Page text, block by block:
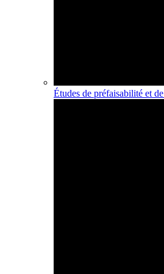
Études de préfaisabilité et